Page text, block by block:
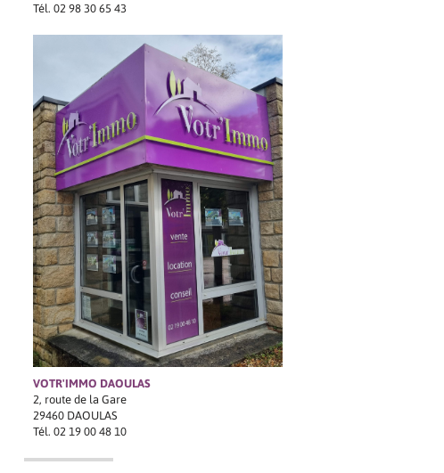
VOTR'IMMO DAOULAS
2, route de la Gare
29460 DAOULAS
Tél.02 19 00 48 10
Tél.02 98 30 65 43